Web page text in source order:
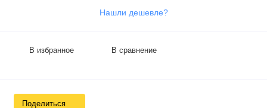
Нашли дешевле?
В избранное В сравнение
Поделиться